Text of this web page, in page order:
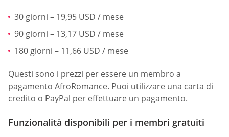
30 giorni – 19,95 USD / mese
90 giorni – 13,17 USD / mese
180 giorni – 11,66 USD / mese
Questi sono i prezzi per essere un membro a
pagamento AfroRomance. Puoi utilizzare una carta di
credito o PayPal per effettuare un pagamento.
Funzionalità disponibili per i membri gratuiti